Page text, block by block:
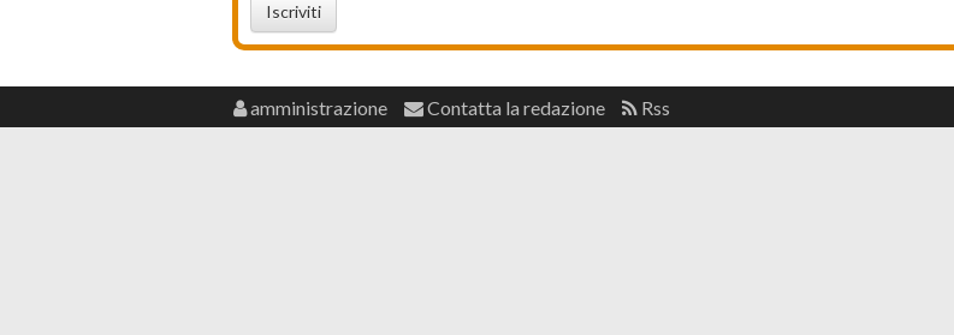
Iscriviti
amministrazione Contatta la redazione Rss